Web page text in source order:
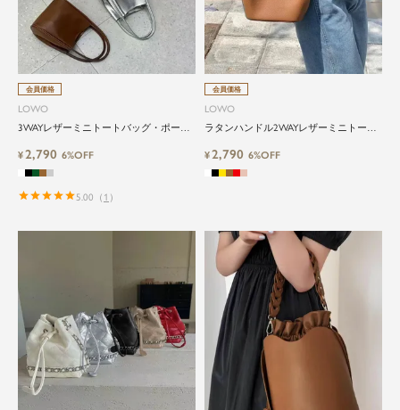
気軽に楽しめる低価格でトレンドを取
り入れたファッションブランド
LOWO（ロワ）は、アパレルはもちろん、インナ
ー、バッグやシューズ、小物まで、驚くほどリー
ズナブルにラインナップ。
毎日のコーデに、ちょっとした変化を。いつもの
自分に、ちょっとした彩りを。
close
会員価格
LOWO
3WAYレザーミニトートバッグ・ポーチ
¥2,790 6%OFF
5.00 （ 1 ）
会員価格
LOWO
ラタンハンドル2WAYレザーミニトート
¥2,790 6%OFF